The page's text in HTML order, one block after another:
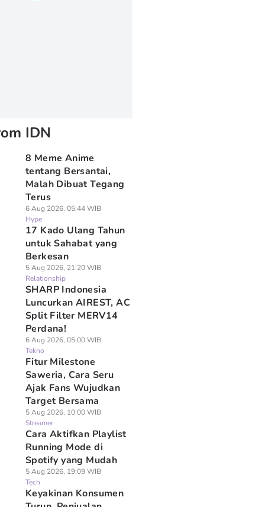
IDN
8 Meme Anime
tentang Bersantai,
Malah Dibuat Tegang
Terus
6 Aug 2026, 05:44 WIB
Hype
17 Kado Ulang Tahun
untuk Sahabat yang
Berkesan
5 Aug 2026, 21:20 WIB
Relationship
SHARP Indonesia
Luncurkan AIREST, AC
Split Filter MERV14
Perdana!
6 Aug 2026, 05:00 WIB
Tekno
Fitur Milestone
Saweria, Cara Seru
Ajak Fans Wujudkan
Target Bersama
5 Aug 2026, 10:00 WIB
Streamer
Cara Aktifkan Playlist
Running Mode di
Spotify yang Mudah
5 Aug 2026, 19:09 WIB
Tech
Keyakinan Konsumen